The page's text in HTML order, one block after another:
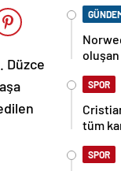
Düzce
SPOR
tüm
SPOR